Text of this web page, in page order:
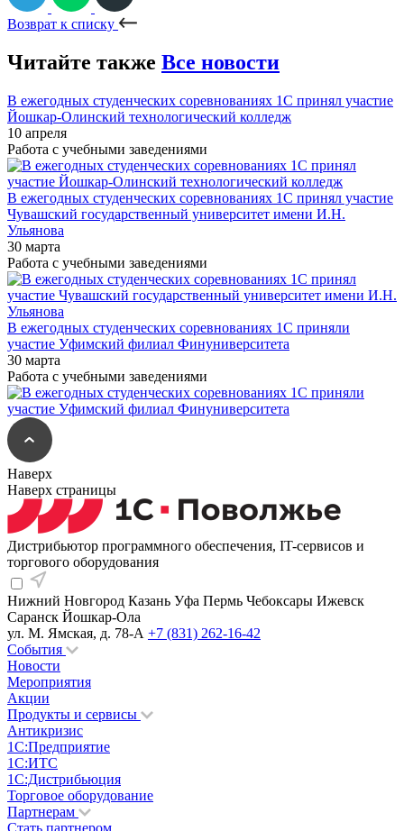
Возврат к списку
Читайте также Все новости
В ежегодных студенческих соревнованиях 1С принял участие
Йошкар-Олинский технологический колледж
10 апреля
Работа с учебными заведениями
В ежегодных студенческих соревнованиях 1С принял участие
Чувашский государственный университет имени И.Н.
Ульянова
30 марта
Работа с учебными заведениями
В ежегодных студенческих соревнованиях 1С приняли
участие Уфимский филиал Финуниверситета
30 марта
Работа с учебными заведениями
Наверх
Наверх страницы
Дистрибьютор программного обеспечения, IT-сервисов и
торгового оборудования
Нижний Новгород Казань Уфа Пермь Чебоксары Ижевск
Саранск Йошкар-Ола
ул. М. Ямская, д. 78-А +7 (831) 262-16-42
События
Новости
Мероприятия
Акции
Продукты и сервисы
Антикризис
1С:Предприятие
1С:ИТС
1С:Дистрибьюция
Торговое оборудование
Партнерам
Стать партнером